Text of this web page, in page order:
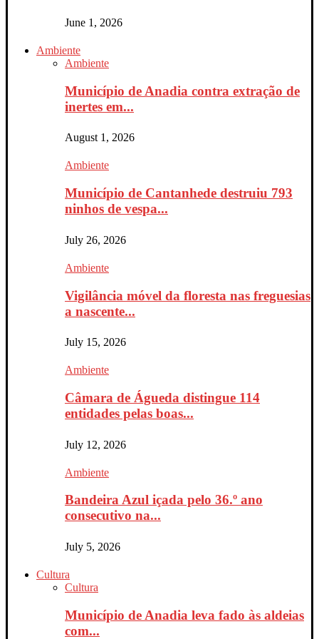
June 1, 2026
Ambiente
Ambiente
Município de Anadia contra extração de
inertes em...
August 1, 2026
Ambiente
Município de Cantanhede destruiu 793
ninhos de vespa...
July 26, 2026
Ambiente
Vigilância móvel da floresta nas freguesias
a nascente...
July 15, 2026
Ambiente
Câmara de Águeda distingue 114
entidades pelas boas...
July 12, 2026
Ambiente
Bandeira Azul içada pelo 36.º ano
consecutivo na...
July 5, 2026
Cultura
Cultura
Município de Anadia leva fado às aldeias
com...